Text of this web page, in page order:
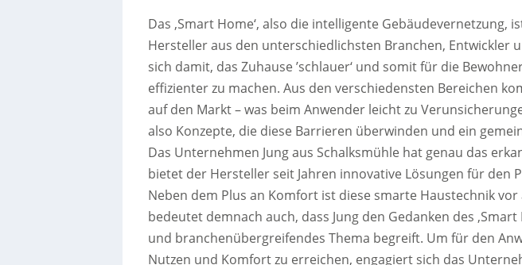
Das ‚Smart Home‘, also die intelligente Gebäudevernetzung,
Hersteller aus den unterschiedlichsten Branchen, Entwickler
sich damit, das Zuhause ’schlauer‘ und somit für die
effizienter zu machen. Aus den verschiedensten Bereichen
auf den Markt – was beim Anwender leicht zu
also Konzepte, die diese Barrieren überwinden und ein
Das Unternehmen Jung aus Schalksmühle hat genau das
bietet der Hersteller seit Jahren innovative Lösungen für den
Neben dem Plus an Komfort ist diese smarte Haustechnik
bedeutet demnach auch, dass Jung den Gedanken des ‚Smart
und branchenübergreifendes Thema begreift. Um für den
Nutzen und Komfort zu erreichen, engagiert sich das